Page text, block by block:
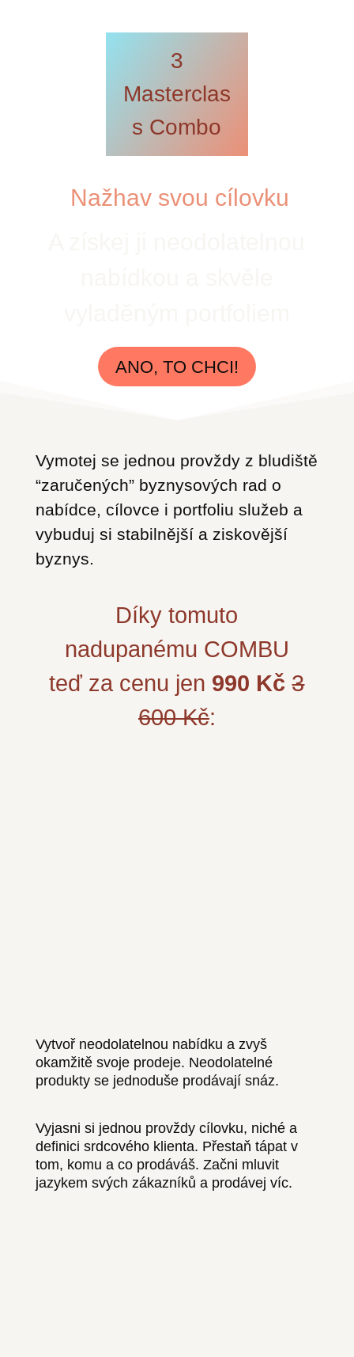
3
Masterclas
s Combo
Nažhav svou cílovku
ANO, TO CHCI!
Vymotej se jednou provždy z bludiště
“zaručených” byznysových rad o
nabídce, cílovce i portfoliu služeb a
vybuduj si stabilnější a ziskovější
byznys.
Díky tomuto
nadupanému COMBU
teď za cenu jen 990 Kč 3
600 Kč:
Vytvoř neodolatelnou nabídku a zvyš
okamžitě svoje prodeje. Neodolatelné
produkty se jednoduše prodávají snáz.
Vyjasni si jednou provždy cílovku, niché a
definici srdcového klienta. Přestaň tápat v
tom, komu a co prodáváš. Začni mluvit
jazykem svých zákazníků a prodávej víc.